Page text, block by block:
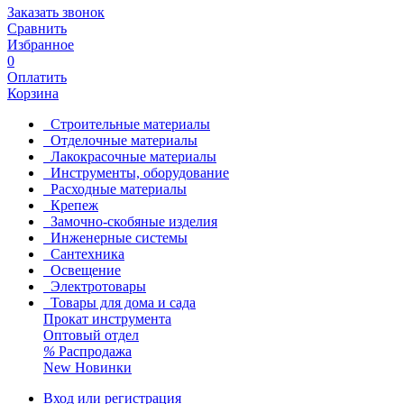
Заказать звонок
Сравнить
Избранное
0
Оплатить
Корзина
Строительные материалы
Отделочные материалы
Лакокрасочные материалы
Инструменты, оборудование
Расходные материалы
Крепеж
Замочно-скобяные изделия
Инженерные системы
Сантехника
Освещение
Электротовары
Товары для дома и сада
Прокат инструмента
Оптовый отдел
% Распродажа
New Новинки
Вход или регистрация